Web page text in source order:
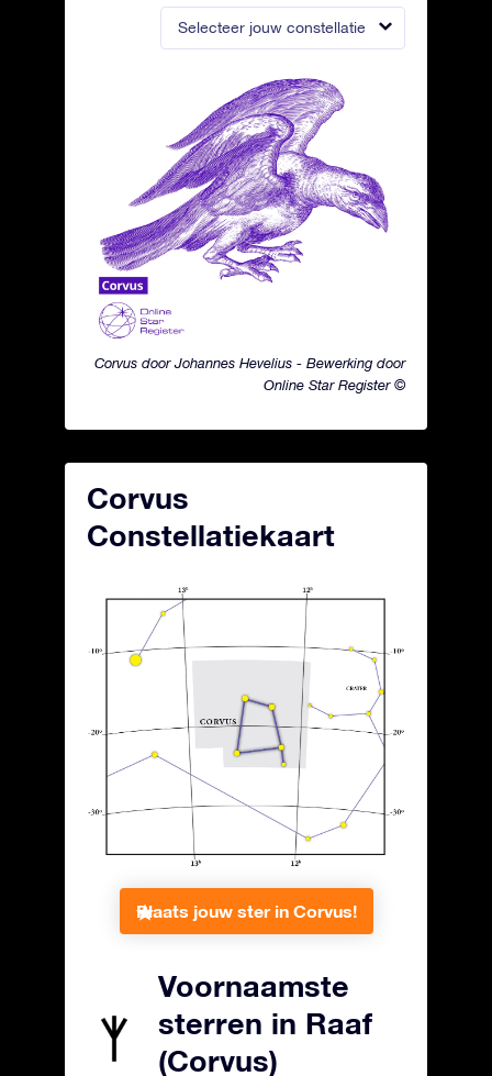
Selecteer jouw constellatie
Corvus door Johannes Hevelius - Bewerking door
Online Star Register ©
Corvus
Constellatiekaart
Plaats jouw ster in Corvus!
Voornaamste
sterren in Raaf
(Corvus)